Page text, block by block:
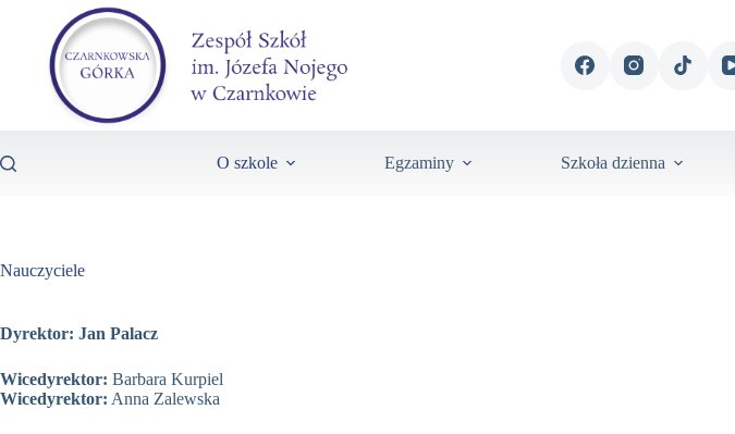
O szkole Egzaminy Szkoła dzienna
Nauczyciele
Dyrektor: Jan Palacz
Wicedyrektor: Barbara Kurpiel
Wicedyrektor: Anna Zalewska